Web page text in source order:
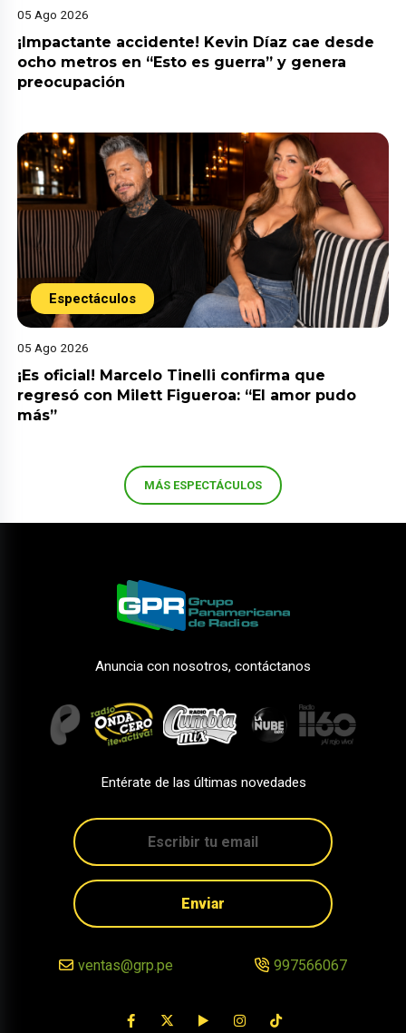
05 Ago 2026
¡Impactante accidente! Kevin Díaz cae desde
ocho metros en “Esto es guerra” y genera
preocupación
Espectáculos
05 Ago 2026
¡Es oficial! Marcelo Tinelli confirma que
regresó con Milett Figueroa: “El amor pudo
más”
MÁS ESPECTÁCULOS
Anuncia con nosotros, contáctanos
Entérate de las últimas novedades
Enviar
ventas@grp.pe 997566067